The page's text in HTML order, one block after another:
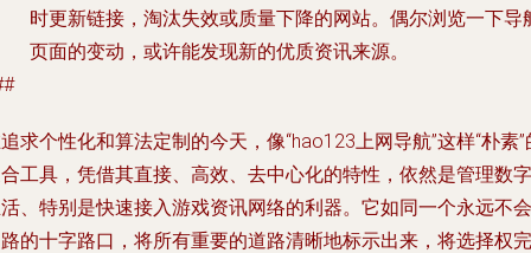
时更新链接，淘汰失效或质量下降的网站。偶尔浏览一下导
页面的变动，或许能发现新的优质资讯来源。
求个性化和算法定制的今天，像“hao123上网导航”这样“朴素”
工具，凭借其直接、高效、去中心化的特性，依然是管理数字
、特别是快速接入游戏资讯网络的利器。它如同一个永远不会
的十字路口，将所有重要的道路清晰地标示出来，将选择权完